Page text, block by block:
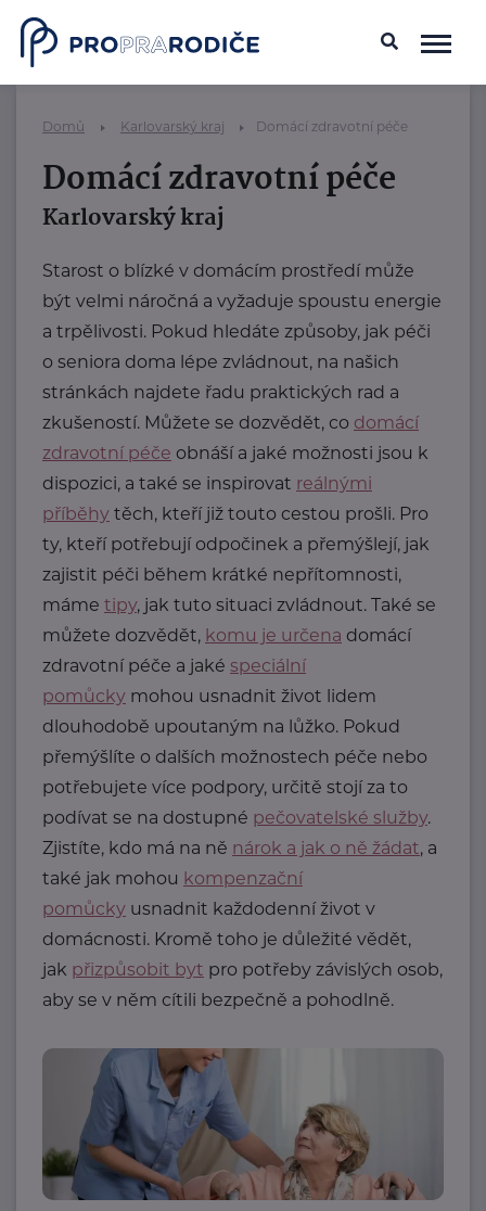
Domů Karlovarský kraj Domácí zdravotní péče
Domácí zdravotní péče
Karlovarský kraj
Starost o blízké v domácím prostředí může
být velmi náročná a vyžaduje spoustu energie
a trpělivosti. Pokud hledáte způsoby, jak péči
o seniora doma lépe zvládnout, na našich
stránkách najdete řadu praktických rad a
zkušeností. Můžete se dozvědět, co domácí
zdravotní péče obnáší a jaké možnosti jsou k
dispozici, a také se inspirovat reálnými
příběhy těch, kteří již touto cestou prošli. Pro
ty, kteří potřebují odpočinek a přemýšlejí, jak
zajistit péči během krátké nepřítomnosti,
máme tipy, jak tuto situaci zvládnout. Také se
můžete dozvědět, komu je určena domácí
zdravotní péče a jaké speciální
pomůcky mohou usnadnit život lidem
dlouhodobě upoutaným na lůžko. Pokud
přemýšlíte o dalších možnostech péče nebo
potřebujete více podpory, určitě stojí za to
podívat se na dostupné pečovatelské služby.
Zjistíte, kdo má na ně nárok a jak o ně žádat, a
také jak mohou kompenzační
pomůcky usnadnit každodenní život v
domácnosti. Kromě toho je důležité vědět,
jak přizpůsobit byt pro potřeby závislých osob,
aby se v něm cítili bezpečně a pohodlně.